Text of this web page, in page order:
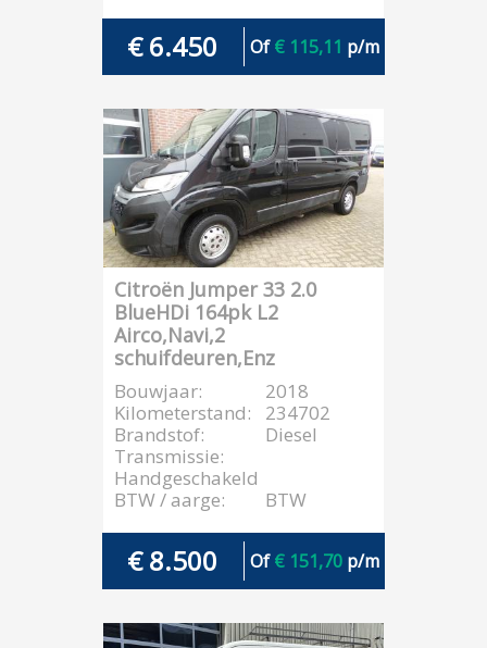
€ 6.450 Of€ 115,11 p/m
Citroën Jumper 33 2.0
BlueHDi 164pk L2
Airco,Navi,2
schuifdeuren,Enz
Bouwjaar:
2018
Kilometerstand:
234702
Brandstof:
Diesel
Transmissie:
Handgeschakeld
BTW / aarge:
BTW
€ 8.500 Of€ 151,70p/m